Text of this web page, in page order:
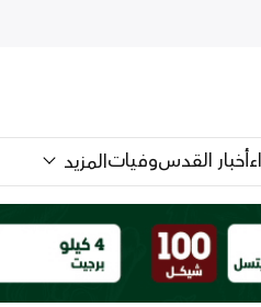
أخبار القدسوفياتالمزيد